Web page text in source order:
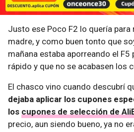
Justo ese Poco F2 lo quería para
madre, y como buen tonto que
mañana estaba aporreando el F5
rápido y que no se acabasen los
El chasco vino cuando descubrí
dejaba aplicar los cupones
los cupones de selección de
precio, aun siendo bueno, ya no